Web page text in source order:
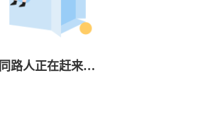
同路人正在赶来…